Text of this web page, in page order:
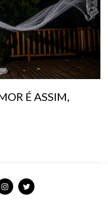
É ASSIM,